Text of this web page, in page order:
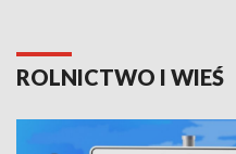
ROLNICTWO I WIEŚ